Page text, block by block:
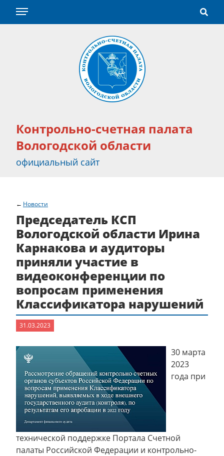
Контрольно-счетная палата
Вологодской области
официальный сайт
Новости
Председатель КСП
Вологодской области Ирина
Карнакова и аудиторы
приняли участие в
видеоконференции по
вопросам применения
Классификатора нарушений
31.03.2023
30 марта
2023
года при
технической поддержке Портала Счетной
палаты Российской Федерации и контрольно-